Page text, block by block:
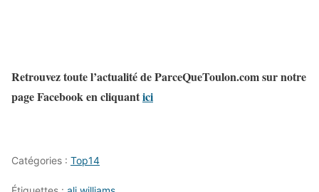
Retrouvez toute l’actualité de ParceQueToulon.com sur notre
page Facebook en cliquantici
Catégories : Top14